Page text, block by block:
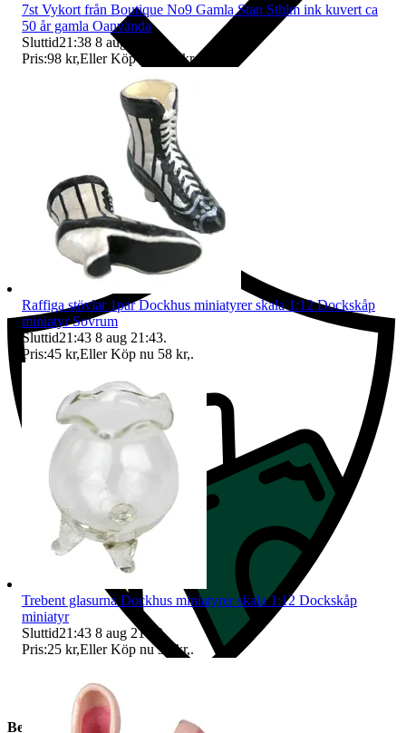
Ersättning om du inte får din vara
Beskrivning
7st Vykort från Boutique No9 Gamla Stan Sthlm ink kuvert ca
50 år gamla Oanvända
Sluttid21:38 8 aug 21:38
.
Pris:98 kr,Eller Köp nu 119 kr,.
Raffiga stövlar 1par Dockhus miniatyrer skala 1:12 Dockskåp
miniatyr Sovrum
Sluttid21:43 8 aug 21:43.
Pris:45 kr,Eller Köp nu 58 kr,.
Trebent glasurna Dockhus miniatyrer skala 1:12 Dockskåp
miniatyr
Sluttid21:43 8 aug 21:43.
Pris:25 kr,Eller Köp nu 30 kr,.